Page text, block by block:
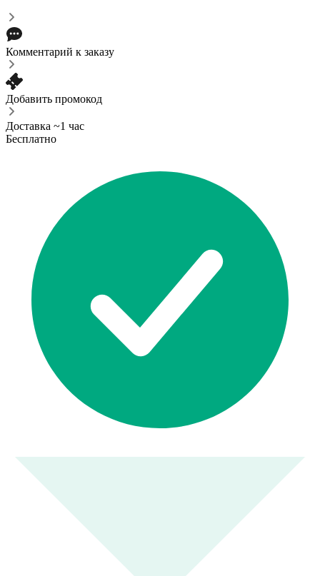
Комментарий к заказу
Добавить промокод
Доставка ~1 час
Бесплатно